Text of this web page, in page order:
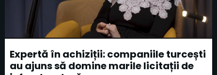
Expertă în achiziții: companiile turcești
au ajuns să domine marile licitații de